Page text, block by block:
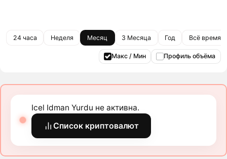
24 часа Неделя Месяц 3 Месяца Год Всё время
Макс / Мин Профиль объёма
Icel Idman Yurdu не активна.
Список криптовалют